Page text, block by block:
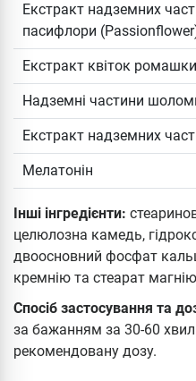
Екстракт надземних
пасифлори
Екстракт квіток ромашки
Надземні частини
Екстракт надземних
Мелатонін
Інші інгредієнти:
целюлозна камедь,
двоосновний фосфат
кремнію та стеарат
Спосіб застосування та
за бажанням за 30-60
рекомендовану дозу.